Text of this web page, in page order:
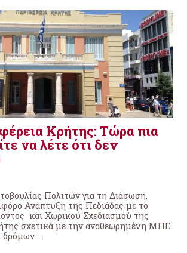
Κρήτης: Τώρα πια
να λέτε ότι δεν
Πολιτών για τη Διάσωση,
Ανάπτυξη της Πεδιάδας με το
και Χωρικού Σχεδιασμού της
σχετικά με την αναθεωρημένη ΜΠΕ
δρόμων ...